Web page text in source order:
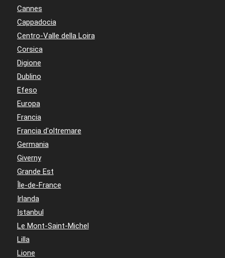
Cannes
Cappadocia
Centro-Valle della Loira
Corsica
Digione
Dublino
Efeso
Europa
Francia
Francia d'oltremare
Germania
Giverny
Grande Est
Île-de-France
Irlanda
Istanbul
Le Mont-Saint-Michel
Lilla
Lione